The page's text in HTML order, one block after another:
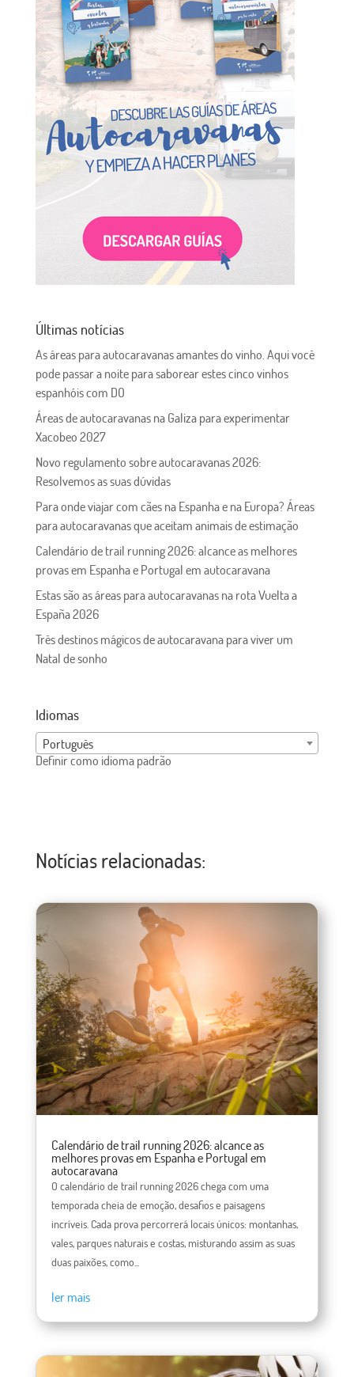
Últimas notícias
As áreas para autocaravanas amantes do vinho. Aqui você
pode passar a noite para saborear estes cinco vinhos
espanhóis com DO
Áreas de autocaravanas na Galiza para experimentar
Xacobeo 2027
Novo regulamento sobre autocaravanas 2026:
Resolvemos as suas dúvidas
Para onde viajar com cães na Espanha e na Europa? Áreas
para autocaravanas que aceitam animais de estimação
Calendário de trail running 2026: alcance as melhores
provas em Espanha e Portugal em autocaravana
Estas são as áreas para autocaravanas na rota Vuelta a
España 2026
Três destinos mágicos de autocaravana para viver um
Natal de sonho
Idiomas
Português
Definir como idioma padrão
Notícias relacionadas:
Calendário de trail running 2026: alcance as
melhores provas em Espanha e Portugal em
autocaravana
O calendário de trail running 2026 chega com uma
temporada cheia de emoção, desafios e paisagens
incríveis. Cada prova percorrerá locais únicos: montanhas,
vales, parques naturais e costas, misturando assim as suas
duas paixões, como...
ler mais